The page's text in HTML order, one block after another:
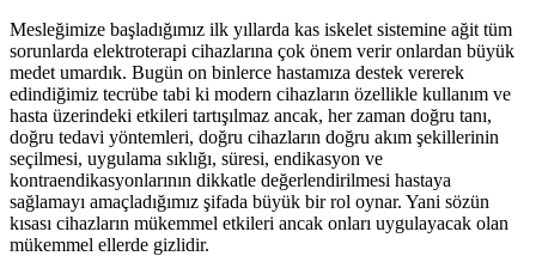
Mesleğimize başladığımız ilk yıllarda kas iskelet sistemine ağit tüm
sorunlarda elektroterapi cihazlarına çok önem verir onlardan büyük
medet umardık. Bugün on binlerce hastamıza destek vererek
edindiğimiz tecrübe tabi ki modern cihazların özellikle kullanım ve
hasta üzerindeki etkileri tartışılmaz ancak, her zaman doğru tanı,
doğru tedavi yöntemleri, doğru cihazların doğru akım şekillerinin
seçilmesi, uygulama sıklığı, süresi, endikasyon ve
kontraendikasyonlarının dikkatle değerlendirilmesi hastaya
sağlamayı amaçladığımız şifada büyük bir rol oynar. Yani sözün
kısası cihazların mükemmel etkileri ancak onları uygulayacak olan
mükemmel ellerde gizlidir.